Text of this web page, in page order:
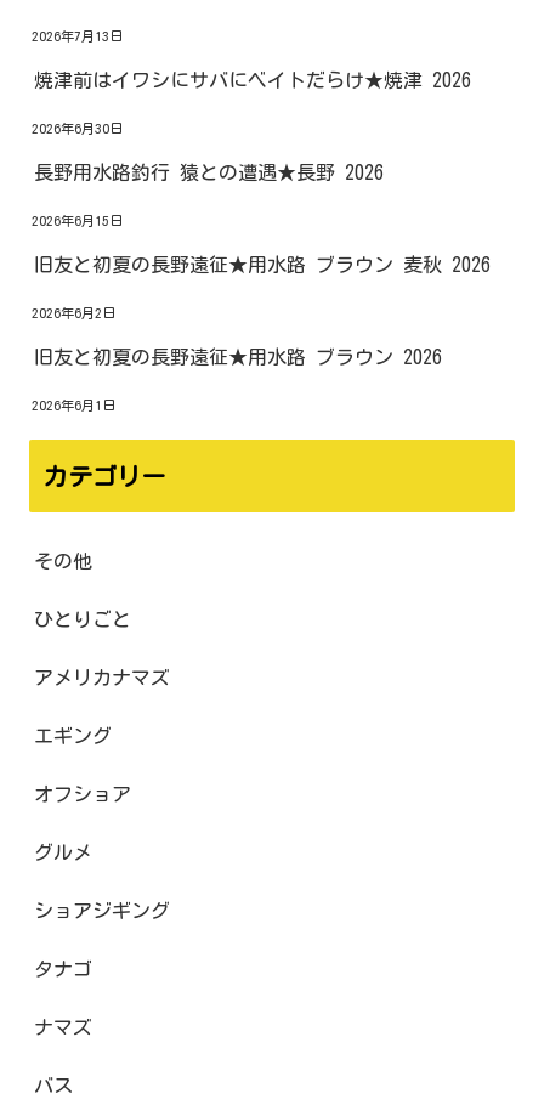
2026年7月13日
焼津前はイワシにサバにベイトだらけ★焼津 2026
2026年6月30日
長野用水路釣行 猿との遭遇★長野 2026
2026年6月15日
旧友と初夏の長野遠征★用水路 ブラウン 麦秋 2026
2026年6月2日
旧友と初夏の長野遠征★用水路 ブラウン 2026
2026年6月1日
カテゴリー
その他
ひとりごと
アメリカナマズ
エギング
オフショア
グルメ
ショアジギング
タナゴ
ナマズ
バス